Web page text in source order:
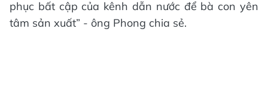
phục bất cập của kênh dẫn nước để bà con yên
tâm sản xuất” - ông Phong chia sẻ.